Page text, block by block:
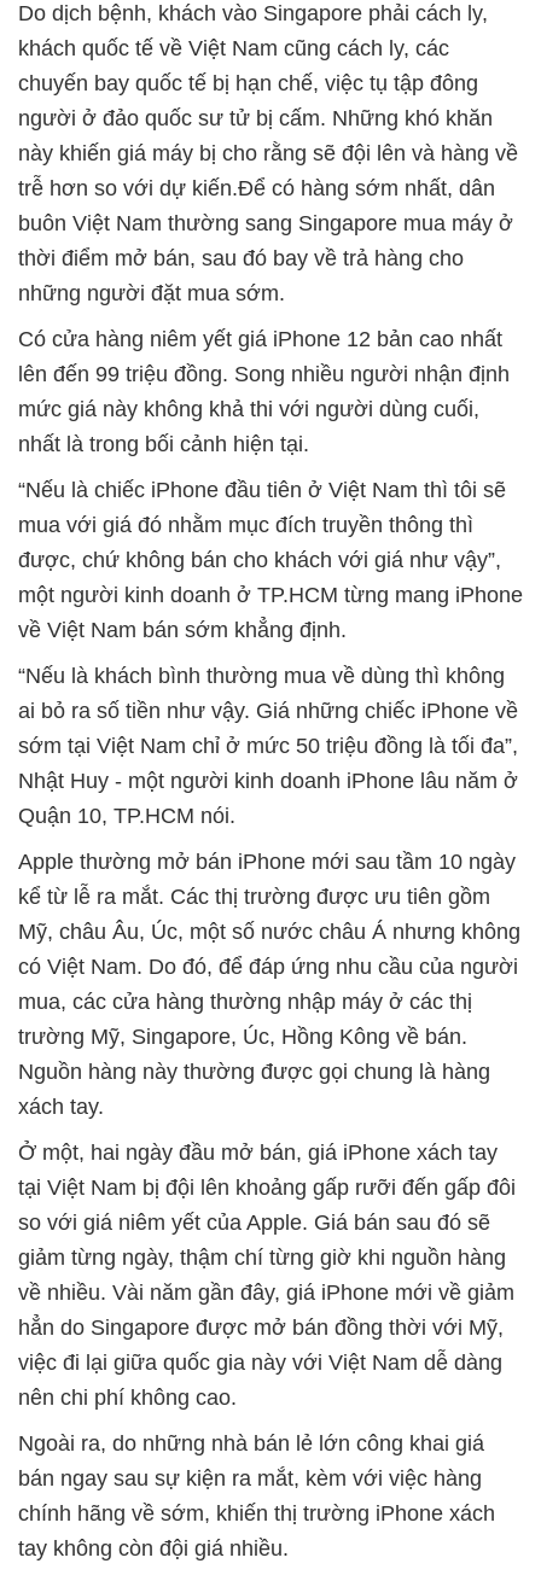
Do dịch bệnh, khách vào Singapore phải cách ly,
khách quốc tế về Việt Nam cũng cách ly, các
chuyến bay quốc tế bị hạn chế, việc tụ tập đông
người ở đảo quốc sư tử bị cấm. Những khó khăn
này khiến giá máy bị cho rằng sẽ đội lên và hàng về
trễ hơn so với dự kiến.Để có hàng sớm nhất, dân
buôn Việt Nam thường sang Singapore mua máy ở
thời điểm mở bán, sau đó bay về trả hàng cho
những người đặt mua sớm.
Có cửa hàng niêm yết giá iPhone 12 bản cao nhất
lên đến 99 triệu đồng. Song nhiều người nhận định
mức giá này không khả thi với người dùng cuối,
nhất là trong bối cảnh hiện tại.
“Nếu là chiếc iPhone đầu tiên ở Việt Nam thì tôi sẽ
mua với giá đó nhằm mục đích truyền thông thì
được, chứ không bán cho khách với giá như vậy”,
một người kinh doanh ở TP.HCM từng mang iPhone
về Việt Nam bán sớm khẳng định.
“Nếu là khách bình thường mua về dùng thì không
ai bỏ ra số tiền như vậy. Giá những chiếc iPhone về
sớm tại Việt Nam chỉ ở mức 50 triệu đồng là tối đa”,
Nhật Huy - một người kinh doanh iPhone lâu năm ở
Quận 10, TP.HCM nói.
Apple thường mở bán iPhone mới sau tầm 10 ngày
kể từ lễ ra mắt. Các thị trường được ưu tiên gồm
Mỹ, châu Âu, Úc, một số nước châu Á nhưng không
có Việt Nam. Do đó, để đáp ứng nhu cầu của người
mua, các cửa hàng thường nhập máy ở các thị
trường Mỹ, Singapore, Úc, Hồng Kông về bán.
Nguồn hàng này thường được gọi chung là hàng
xách tay.
Ở một, hai ngày đầu mở bán, giá iPhone xách tay
tại Việt Nam bị đội lên khoảng gấp rưỡi đến gấp đôi
so với giá niêm yết của Apple. Giá bán sau đó sẽ
giảm từng ngày, thậm chí từng giờ khi nguồn hàng
về nhiều. Vài năm gần đây, giá iPhone mới về giảm
hẳn do Singapore được mở bán đồng thời với Mỹ,
việc đi lại giữa quốc gia này với Việt Nam dễ dàng
nên chi phí không cao.
Ngoài ra, do những nhà bán lẻ lớn công khai giá
bán ngay sau sự kiện ra mắt, kèm với việc hàng
chính hãng về sớm, khiến thị trường iPhone xách
tay không còn đội giá nhiều.